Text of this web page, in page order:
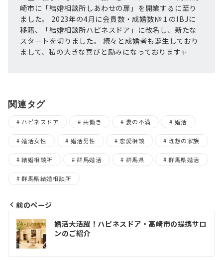
崎市に「結婚相談所しあわせの扉」を開業するに至り
ました。 2023年の4月に会員数・成婚数№１のIBJに
移籍、「結婚相談所ハピネスドア」に改名し、新たな
スタートを切りました。 続々と成婚者も誕生しており
まして、私の大きな喜びと励みになっております✨
関連タグ
ハピネスドア 共働き 妻の不満 婚活
婚活女性 婚活男性 恋愛相談 理想の家族
結婚相談所 群馬婚活 群馬県 群馬県婚活
群馬県結婚相談所
投
稿
ナ
前のページ
婚活大活躍！ハピネスドア・高崎市の提携サロ
ンのご紹介